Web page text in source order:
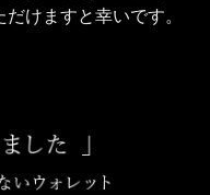
けますと幸いです。